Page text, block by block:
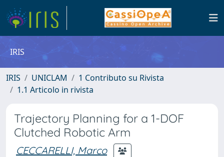
IRIS
IRIS UNICLAM
1 Contributo su Rivista
1.1 Articolo in rivista
Trajectory Planning for a 1-DOF
Clutched Robotic Arm
CECCARELLI, Marco